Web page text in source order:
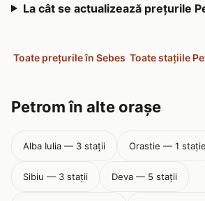
La cât se actualizează prețurile
Toate prețurile în Sebes Toate stațiile
Petrom în alte orașe
Alba Iulia — 3 stații Orastie — 1 stație
Sibiu — 3 stații Deva — 5 stații